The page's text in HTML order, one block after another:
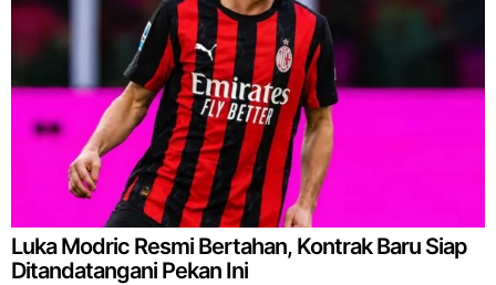
Luka Modric Resmi Bertahan, Kontrak Baru Siap
Ditandatangani Pekan Ini